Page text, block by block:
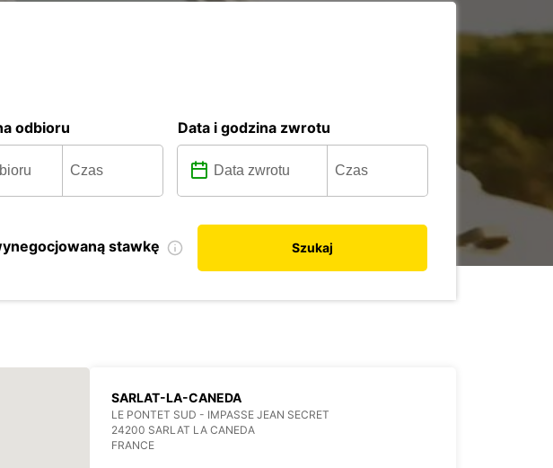
odbioru Data i godzina zwrotu
stawkę Szukaj
SARLAT-LA-CANEDA
LE PONTET SUD - IMPASSE JEAN SECRET
24200 SARLAT LA CANEDA
FRANCE